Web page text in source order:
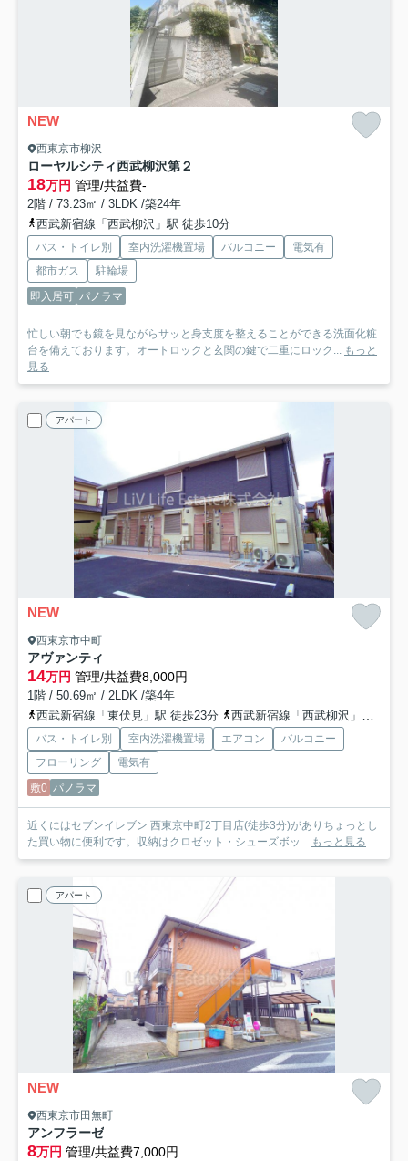
NEW
西東京市柳沢
ローヤルシティ西武柳沢第２
18万円 管理/共益費-
2階 / 73.23㎡ / 3LDK /築24年
西武新宿線「西武柳沢」駅 徒歩10分
バス・トイレ別 室内洗濯機置場 バルコニー
電気有
都市ガス
駐輪場
即入居可 パノラマ
忙しい朝でも鏡を見ながらサッと身支度を整えることができる洗面化粧
台を備えております。オートロックと玄関の鍵で二重にロック...
もっと
見る
アパート
NEW
西東京市中町
アヴァンティ
14万円 管理/共益費8,000円
1階 / 50.69㎡ / 2LDK /築4年
西武新宿線「東伏見」駅 徒歩23分
西武新宿線「西武柳沢」駅 徒歩25分
バス・トイレ別 室内洗濯機置場 エアコン
バルコニー
フローリング
電気有
敷0 パノラマ
近くにはセブンイレブン 西東京中町2丁目店(徒歩3分)がありちょっとし
た買い物に便利です。収納はクロゼット・シューズボッ...
もっと見る
アパート
NEW
西東京市田無町
アンフラーゼ
8万円 管理/共益費7,000円